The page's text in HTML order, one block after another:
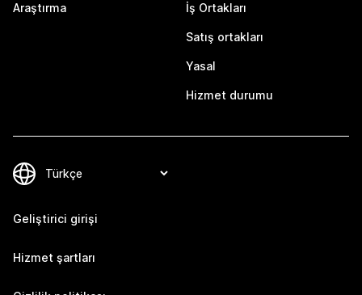
Araştırma İş Ortakları
Satış ortakları
Yasal
Hizmet durumu
Geliştirici girişi
Hizmet şartları